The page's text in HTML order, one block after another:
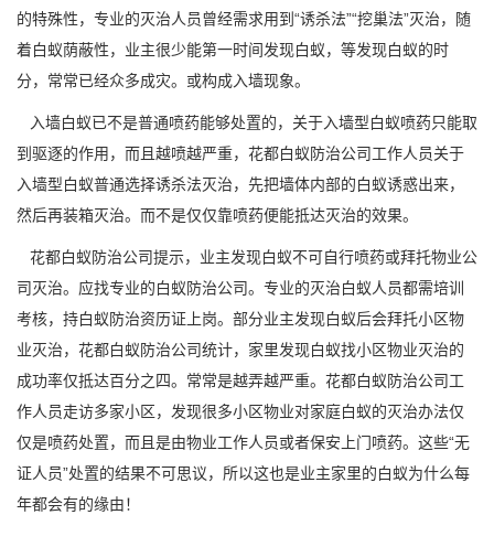
的特殊性，专业的灭治人员曾经需求用到“诱杀法”“挖巢法”灭治，随
着白蚁荫蔽性，业主很少能第一时间发现白蚁，等发现白蚁的时
分，常常已经众多成灾。或构成入墙现象。
入墙白蚁已不是普通喷药能够处置的，关于入墙型白蚁喷药只能取
到驱逐的作用，而且越喷越严重，花都白蚁防治公司工作人员关于
入墙型白蚁普通选择诱杀法灭治，先把墙体内部的白蚁诱惑出来，
然后再装箱灭治。而不是仅仅靠喷药便能抵达灭治的效果。
花都白蚁防治公司提示，业主发现白蚁不可自行喷药或拜托物业公
司灭治。应找专业的白蚁防治公司。专业的灭治白蚁人员都需培训
考核，持白蚁防治资历证上岗。部分业主发现白蚁后会拜托小区物
业灭治，花都白蚁防治公司统计，家里发现白蚁找小区物业灭治的
成功率仅抵达百分之四。常常是越弄越严重。花都白蚁防治公司工
作人员走访多家小区，发现很多小区物业对家庭白蚁的灭治办法仅
仅是喷药处置，而且是由物业工作人员或者保安 上门喷药。这些“无
证人员”处置的结果不可思议，所以这也是业主家里的白蚁为什么每
年都会有的缘由！